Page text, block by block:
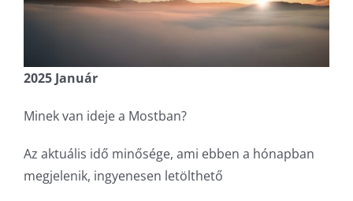
2025 Január
Minek van ideje a Mostban?
Az aktuális idő minősége, ami ebben a hónapban
megjelenik, ingyenesen letölthető